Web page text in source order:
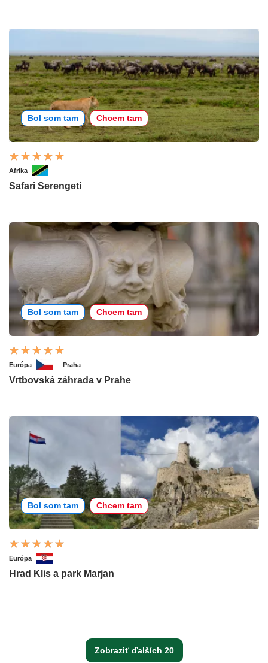
Bol som tam Chcem tam
Afrika
Safari Serengeti
Bol som tam Chcem tam
Európa Praha
Vrtbovská záhrada v Prahe
Bol som tam Chcem tam
Európa
Hrad Klis a park Marjan
Zobraziť ďalších 20